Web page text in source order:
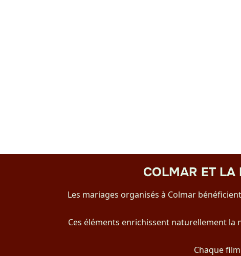
COLMAR ET LA
Les mariages organisés à Colmar
Ces éléments enrichissent naturellement
Chaque